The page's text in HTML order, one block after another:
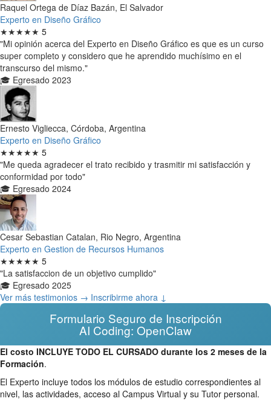
Raquel Ortega de Díaz Bazán, El Salvador
Experto en Diseño Gráfico
★★★★★ 5
"Mi opinión acerca del Experto en Diseño Gráfico es que es un curso
super completo y considero que he aprendido muchísimo en el
transcurso del mismo."
🎓 Egresado 2023
Ernesto Vigliecca, Córdoba, Argentina
Experto en Diseño Gráfico
★★★★★ 5
"Me queda agradecer el trato recibido y trasmitir mi satisfacción y
conformidad por todo"
🎓 Egresado 2024
Cesar Sebastian Catalan, Rio Negro, Argentina
Experto en Gestion de Recursos Humanos
★★★★★ 5
"La satisfaccion de un objetivo cumplido"
🎓 Egresado 2025
Ver más testimonios → Inscribirme ahora ↓
Formulario Seguro de Inscripción
AI Coding: OpenClaw
El costo INCLUYE TODO EL CURSADO durante los 2 meses de la
Formación.
El Experto incluye todos los módulos de estudio correspondientes al
nivel, las actividades, acceso al Campus Virtual y su Tutor personal.